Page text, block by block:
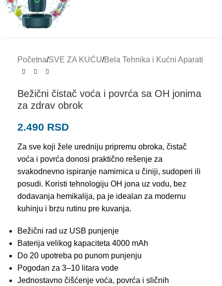
Početna/SVE ZA KUĆU/Bela Tehnika i Kućni Aparati
Bežični čistač voća i povrća sa OH jonima
za zdrav obrok
2.490 RSD
Za sve koji žele uredniju pripremu obroka, čistač
voća i povrća donosi praktično rešenje za
svakodnevno ispiranje namirnica u činiji, sudoperi ili
posudi. Koristi tehnologiju OH jona uz vodu, bez
dodavanja hemikalija, pa je idealan za modernu
kuhinju i brzu rutinu pre kuvanja.
Bežični rad uz USB punjenje
Baterija velikog kapaciteta 4000 mAh
Do 20 upotreba po punom punjenju
Pogodan za 3–10 litara vode
Jednostavno čišćenje voća, povrća i sličnih